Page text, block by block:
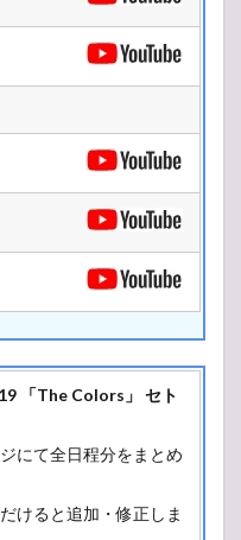
「The Colors」 セト
にて全日程分をまとめ
けると追加・修正しま